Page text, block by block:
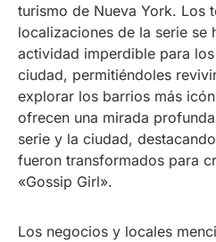
turismo de Nueva York. Los
localizaciones de la serie se
actividad imperdible para
ciudad, permitiéndoles
explorar los barrios más
ofrecen una mirada
serie y la ciudad,
fueron transformados para
«Gossip Girl».
Los negocios y locales